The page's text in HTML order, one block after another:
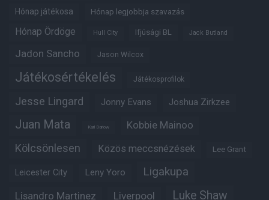
Hónap játékosa Hónap legjobbja szavazás
Hónap Ördöge Hull City Ifjúsági BL Jack Butland
Jadon Sancho Jason Wilcox
Játékosértékelés Játékosprofilok
Jesse Lingard Jonny Evans Joshua Zirkzee
Juan Mata Karl Darlow Kobbie Mainoo
Kölcsönlesen Közös meccsnézések Lee Grant
Leicester City Leny Yoro Ligakupa
Lisandro Martinez Liverpool Luke Shaw